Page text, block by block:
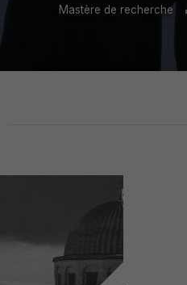
Mastère de recherche